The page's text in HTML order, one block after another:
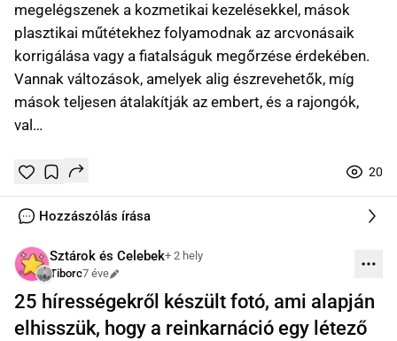
megelégszenek a kozmetikai kezelésekkel, mások
plasztikai műtétekhez folyamodnak az arcvonásaik
korrigálása vagy a fiatalságuk megőrzése érdekében.
Vannak változások, amelyek alig észrevehetők, míg
mások teljesen átalakítják az embert, és a rajongók,
val…
TetszikMentés
0
20
0 online
Hozzászólás írása
Sztárok és Celebek+ 2 hely
Tiborc7 éve
Szerkesztve
25 hírességekről készült fotó, ami alapján
elhisszük, hogy a reinkarnáció egy létező